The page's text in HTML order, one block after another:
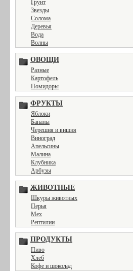
Грунт
Звезды
Солома
Деревья
Вода
Волны
ОВОЩИ
Разные
Картофель
Помидоры
ФРУКТЫ
Яблоки
Бананы
Черешня и вишня
Виноград
Апельсины
Малина
Клубника
Арбузы
ЖИВОТНЫЕ
Шкуры животных
Перья
Мех
Рептилии
ПРОДУКТЫ
Пиво
Хлеб
Кофе и шоколад